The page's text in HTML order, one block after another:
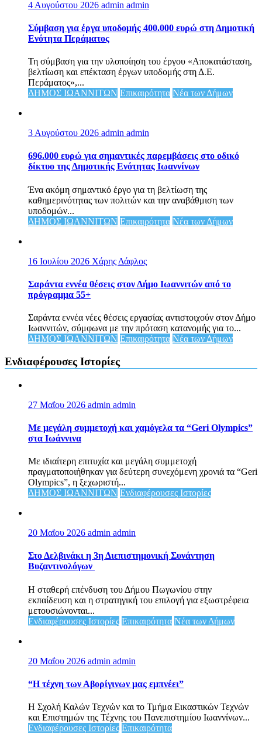
4 Αυγούστου 2026 admin admin
Σύμβαση για έργα υποδομής 400.000 ευρώ στη Δημοτική
Ενότητα Περάματος
Τη σύμβαση για την υλοποίηση του έργου «Αποκατάσταση,
βελτίωση και επέκταση έργων υποδομής στη Δ.Ε.
Περάματος»,...
ΔΗΜΟΣ ΙΩΑΝΝΙΤΩΝ Επικαιρότητα Νέα των Δήμων
3 Αυγούστου 2026 admin admin
696.000 ευρώ για σημαντικές παρεμβάσεις στο οδικό
δίκτυο της Δημοτικής Ενότητας Ιωαννίνων
Ένα ακόμη σημαντικό έργο για τη βελτίωση της
καθημερινότητας των πολιτών και την αναβάθμιση των
υποδομών...
ΔΗΜΟΣ ΙΩΑΝΝΙΤΩΝ Επικαιρότητα Νέα των Δήμων
16 Ιουλίου 2026 Χάρης Δάφλος
Σαράντα εννέα θέσεις στον Δήμο Ιωαννιτών από το
πρόγραμμα 55+
Σαράντα εννέα νέες θέσεις εργασίας αντιστοιχούν στον Δήμο
Ιωαννιτών, σύμφωνα με την πρόταση κατανομής για το...
ΔΗΜΟΣ ΙΩΑΝΝΙΤΩΝ Επικαιρότητα Νέα των Δήμων
Ενδιαφέρουσες Ιστορίες
27 Μαΐου 2026 admin admin
Με μεγάλη συμμετοχή και χαμόγελα τα “Geri Olympics”
στα Ιωάννινα
Με ιδιαίτερη επιτυχία και μεγάλη συμμετοχή
πραγματοποιήθηκαν για δεύτερη συνεχόμενη χρονιά τα “Geri
Olympics”, η ξεχωριστή...
ΔΗΜΟΣ ΙΩΑΝΝΙΤΩΝ Ενδιαφέρουσες Ιστορίες
20 Μαΐου 2026 admin admin
Στο Δελβινάκι η 3η Διεπιστημονική Συνάντηση
Βυζαντινολόγων
Η σταθερή επένδυση του Δήμου Πωγωνίου στην
εκπαίδευση και η στρατηγική του επιλογή για εξωστρέφεια
μετουσιώνονται...
Ενδιαφέρουσες Ιστορίες Επικαιρότητα Νέα των Δήμων
20 Μαΐου 2026 admin admin
“Η τέχνη των Αβορίγινων μας εμπνέει”
Η Σχολή Καλών Τεχνών και το Τμήμα Εικαστικών Τεχνών
και Επιστημών της Τέχνης του Πανεπιστημίου Ιωαννίνων...
Ενδιαφέρουσες Ιστορίες Επικαιρότητα